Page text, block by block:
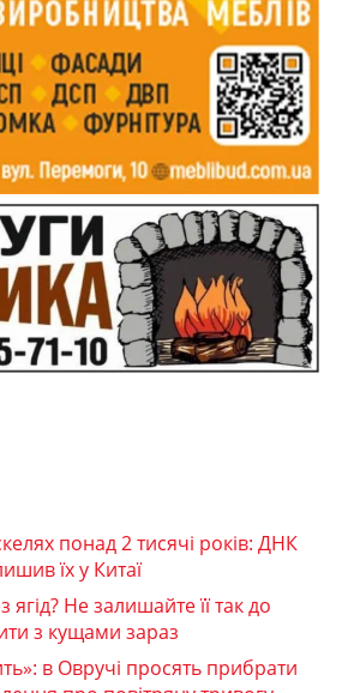
понад 2 тисячі років: ДНК
їх у Китаї
Не залишайте її так до
з кущами зараз
в Овручі просять прибрати